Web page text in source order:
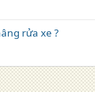
rửa xe ?